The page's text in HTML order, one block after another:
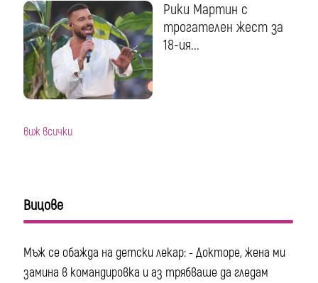
Рики Мартин с
трогателен жест за
18-ия...
виж всички
Вицове
Мъж се обажда на детски лекар: - Докторе, жена ми
замина в командировка и аз трябваше да гледам